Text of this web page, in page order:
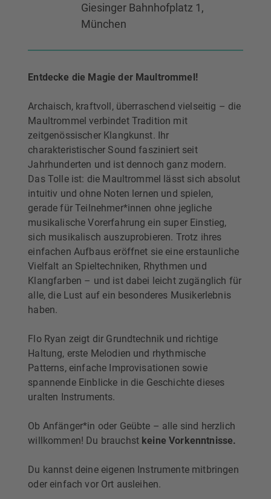
Giesinger Bahnhofplatz 1,
München
Entdecke die Magie der Maultrommel!
Archaisch, kraftvoll, überraschend vielseitig – die
Maultrommel verbindet Tradition mit
zeitgenössischer Klangkunst. Ihr
charakteristischer Sound fasziniert seit
Jahrhunderten und ist dennoch ganz modern.
Das Tolle ist: die Maultrommel lässt sich absolut
intuitiv und ohne Noten lernen und spielen,
gerade für Teilnehmer*innen ohne jegliche
musikalische Vorerfahrung ein super Einstieg,
sich musikalisch auszuprobieren. Trotz ihres
einfachen Aufbaus eröffnet sie eine erstaunliche
Vielfalt an Spieltechniken, Rhythmen und
Klangfarben – und ist dabei leicht zugänglich für
alle, die Lust auf ein besonderes Musikerlebnis
haben.
Flo Ryan zeigt dir Grundtechnik und richtige
Haltung, erste Melodien und rhythmische
Patterns, einfache Improvisationen sowie
spannende Einblicke in die Geschichte dieses
uralten Instruments.
Ob Anfänger*in oder Geübte – alle sind herzlich
willkommen! Du brauchst keine Vorkenntnisse.
Du kannst deine eigenen Instrumente mitbringen
oder einfach vor Ort ausleihen.